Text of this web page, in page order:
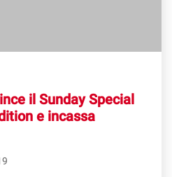
il Sunday Special
e incassa